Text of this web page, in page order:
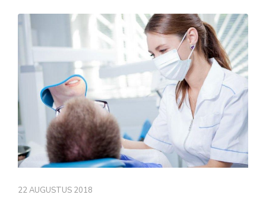
22 AUGUSTUS 2018